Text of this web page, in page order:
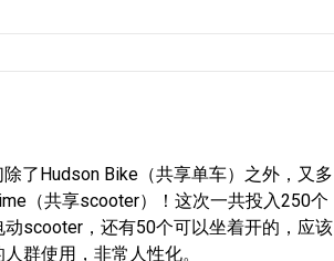
了Hudson Bike（共享单车）之外，又多
（共享scooter）！这次一共投入250个
scooter，还有50个可以坐着开的，应该
群使用，非常人性化。